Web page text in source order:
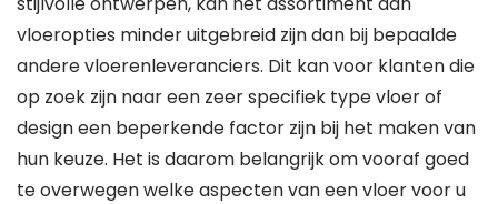
vloeropties minder uitgebreid zijn dan bij bepaalde
andere vloerenleveranciers. Dit kan voor klanten die
op zoek zijn naar een zeer specifiek type vloer of
design een beperkende factor zijn bij het maken van
hun keuze. Het is daarom belangrijk om vooraf goed
te overwegen welke aspecten van een vloer voor u